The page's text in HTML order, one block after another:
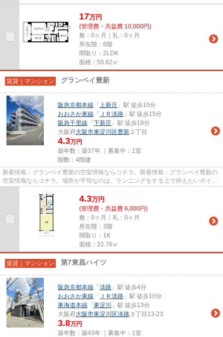
17万円
(管理費・共益費 10,000円)
敷：0ヶ月｜礼：0ヶ月
所在階：6階
間取り：2LDK
面積：55.62㎡
賃貸｜マンション グランベイ豊新
阪急京都本線 「 上新庄 」駅 徒歩10分
おおさか東線 「 ＪＲ淡路 」駅 徒歩15分
阪急千里線 「 下新庄 」駅 徒歩19分
大阪府大阪市東淀川区豊新 ２丁目
4.3万円
築年数：築37年 ｜募集中： 1室
階数：4階建
新着情報：グランベイ豊新の空室情報ならコチラ。新着情報：グランベイ豊新の
空室情報ならコチラ。場所が平坦なのは、ランニングをする上で抑えたいポイン
トですね。駅から徒歩10分に...
4.3万円
(管理費・共益費 6,000円)
敷：0ヶ月｜礼：0ヶ月
所在階：3階
間取り：1K
面積：22.76㎡
賃貸｜マンション 第7東昌ハイツ
阪急京都本線 「 淡路 」駅 徒歩4分
おおさか東線 「 ＪＲ淡路 」駅 徒歩10分
東海道本線 「 東淀川
」駅 徒歩13分
大阪府大阪市東淀川区淡路 ３丁目13-23
3.8万円
築年数：築43年 ｜募集中： 1室